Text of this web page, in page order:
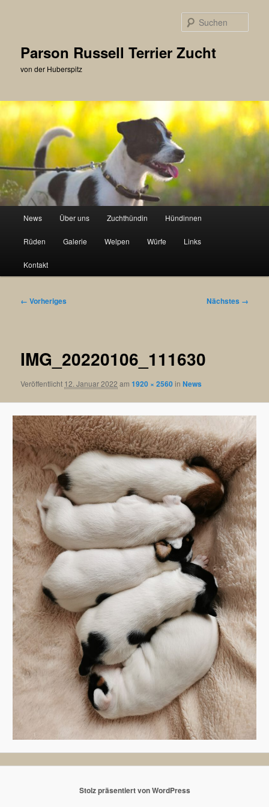
Parson Russell Terrier Zucht
von der Huberspitz
News Über uns Zuchthündin Hündinnen
Rüden Galerie Welpen Würfe Links
Kontakt
Bilder-
← Vorheriges Nächstes →
IMG_20220106_111630
Veröffentlicht 12. Januar 2022 am1920 × 2560inNews
Stolz präsentiert von WordPress